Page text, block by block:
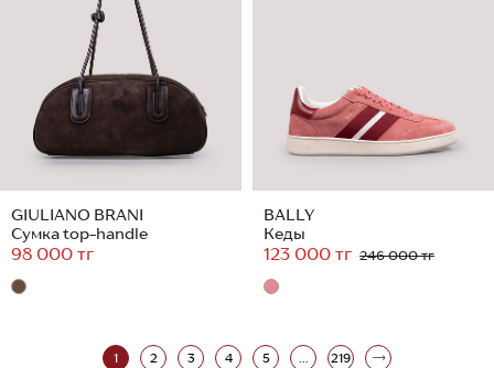
GIULIANO BRANI
Сумка top-handle
98 000 тг
BALLY
Кеды
123 000 тг 246 000 тг
1 2 3 4 5 ... 219